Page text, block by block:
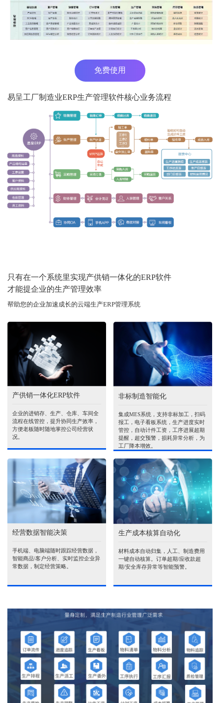
免费使用
易呈工厂制造业ERP生产管理软件核心业务流程
只有在一个系统里实现产供销一体化的ERP软件
才能提企业的生产管理效率
帮助您的企业加速成长的云端生产ERP管理系统
产供销一体化ERP软件
企业的进销存、生产、仓库、车间全
流程在线管控，提升协同生产效率，
方便老板随时随地掌控公司经营状
况。
非标制造智能化
集成MES系统，支持非标加工，扫码
报工，电子看板系统，生产进度实时
管控，自动计件工资，工序进展超期
提醒，超交预警，损耗异常分析，为
工厂降本增效。
经营数据智能决策
手机端、电脑端随时跟踪经营数据，
智能商品\客户分析、实时监控企业异
常数据，制定经营策略。
生产成本核算自动化
材料成本自动归集，人工、制造费用
一键自动核算。订单超期/应收款超
期/安全库存异常等智能预警。